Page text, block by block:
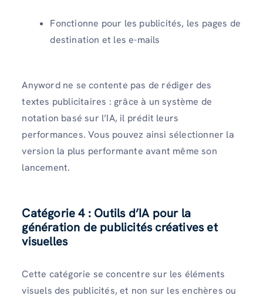
Fonctionne pour les publicités, les pages de
destination et les e-mails
Anyword ne se contente pas de rédiger des
textes publicitaires : grâce à un système de
notation basé sur l’IA, il prédit leurs
performances. Vous pouvez ainsi sélectionner la
version la plus performante avant même son
lancement.
Catégorie 4 : Outils d’IA pour la
génération de publicités créatives et
visuelles
Cette catégorie se concentre sur les éléments
visuels des publicités, et non sur les enchères ou